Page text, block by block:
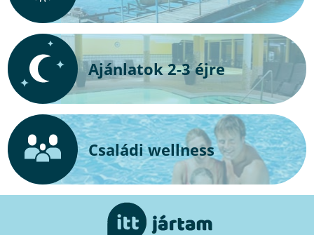
Ajánlatok 2-3 éjre
Családi wellness